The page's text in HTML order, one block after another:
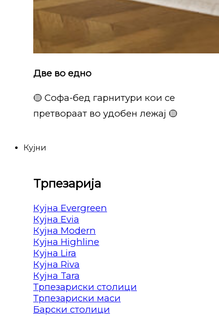
Две во едно
🟡 Софа-бед гарнитури кои се
претвораат во удобен лежај 🟡
Кујни
Трпезарија
Кујна Evergreen
Кујна Evia
Кујна Modern
Кујна Highline
Кујна Lira
Кујна Riva
Кујна Tara
Трпезариски столици
Трпезариски маси
Барски столици